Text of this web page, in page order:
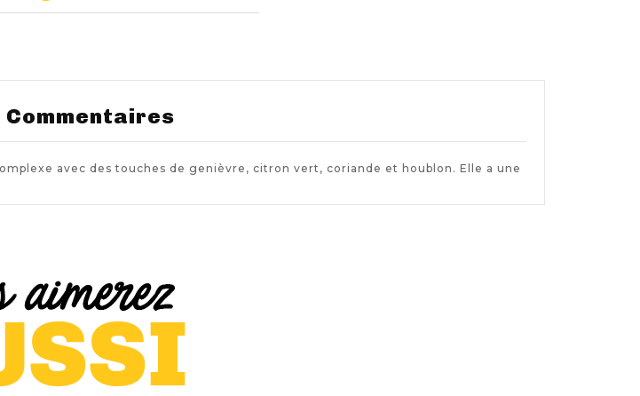
Commentaires
avec des touches de genièvre, citron vert, coriande et houblon. Elle a une